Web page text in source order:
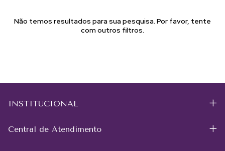
Não temos resultados para sua pesquisa. Por favor, tente
com outros filtros.
INSTITUCIONAL
Central de Atendimento